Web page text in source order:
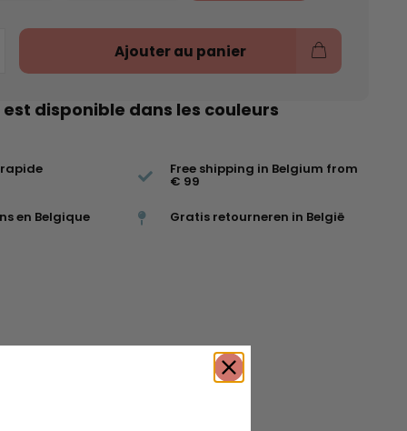
Ajouter au panier
disponible dans les couleurs
Free shipping in Belgium from
€ 99
en Belgique Gratis retourneren in België